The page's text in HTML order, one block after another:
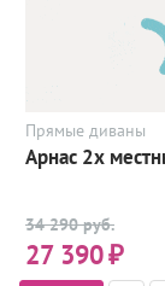
Прямые диваны
Арнас 2х
34 290 руб.
27 390₽